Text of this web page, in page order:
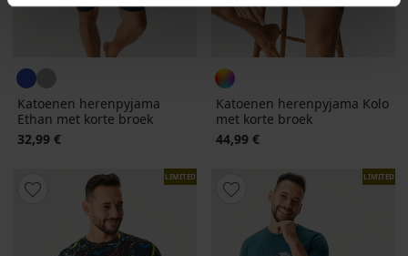
Katoenen herenpyjama
Ethan met korte broek
32,99 €
Katoenen herenpyjama Kolo
met korte broek
44,99 €
LIMITED LIMITED